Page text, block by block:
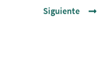
Siguiente